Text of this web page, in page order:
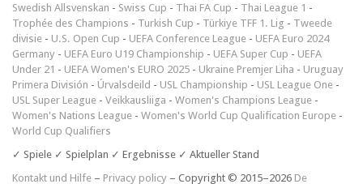
Swedish Allsvenskan - Swiss Cup - Thai FA Cup - Thai League 1 -
Trophée des Champions - Turkish Cup - Türkiye TFF 1. Lig - Tweede
divisie - U.S. Open Cup - UEFA Conference League - UEFA Euro 2024
Germany - UEFA Euro U19 Championship - UEFA Super Cup - UEFA
Under 21 - UEFA Women's EURO 2025 - Ukraine Premjer Liha - Uruguay
Primera División - Úrvalsdeild - USL Championship - USL League One -
USL Super League - Veikkausliiga - Women's Champions League -
Women's Nations League - Women's World Cup Qualification Europe -
World Cup Qualifiers
✓ Spiele ✓ Spielplan ✓ Ergebnisse ✓ Aktueller Stand
Kontakt und Hilfe – Privacy policy – Copyright © 2015–2026 De